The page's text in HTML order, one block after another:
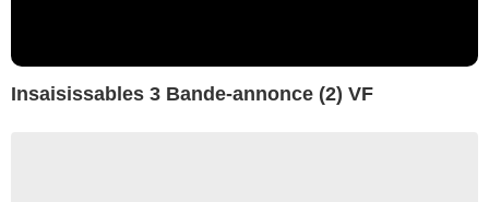
Insaisissables 3 Bande-annonce (2) VF